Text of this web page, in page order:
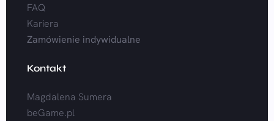
FAQ
Kariera
Zamówienie indywidualne
Kontakt
Magdalena Sumera
beGame.pl